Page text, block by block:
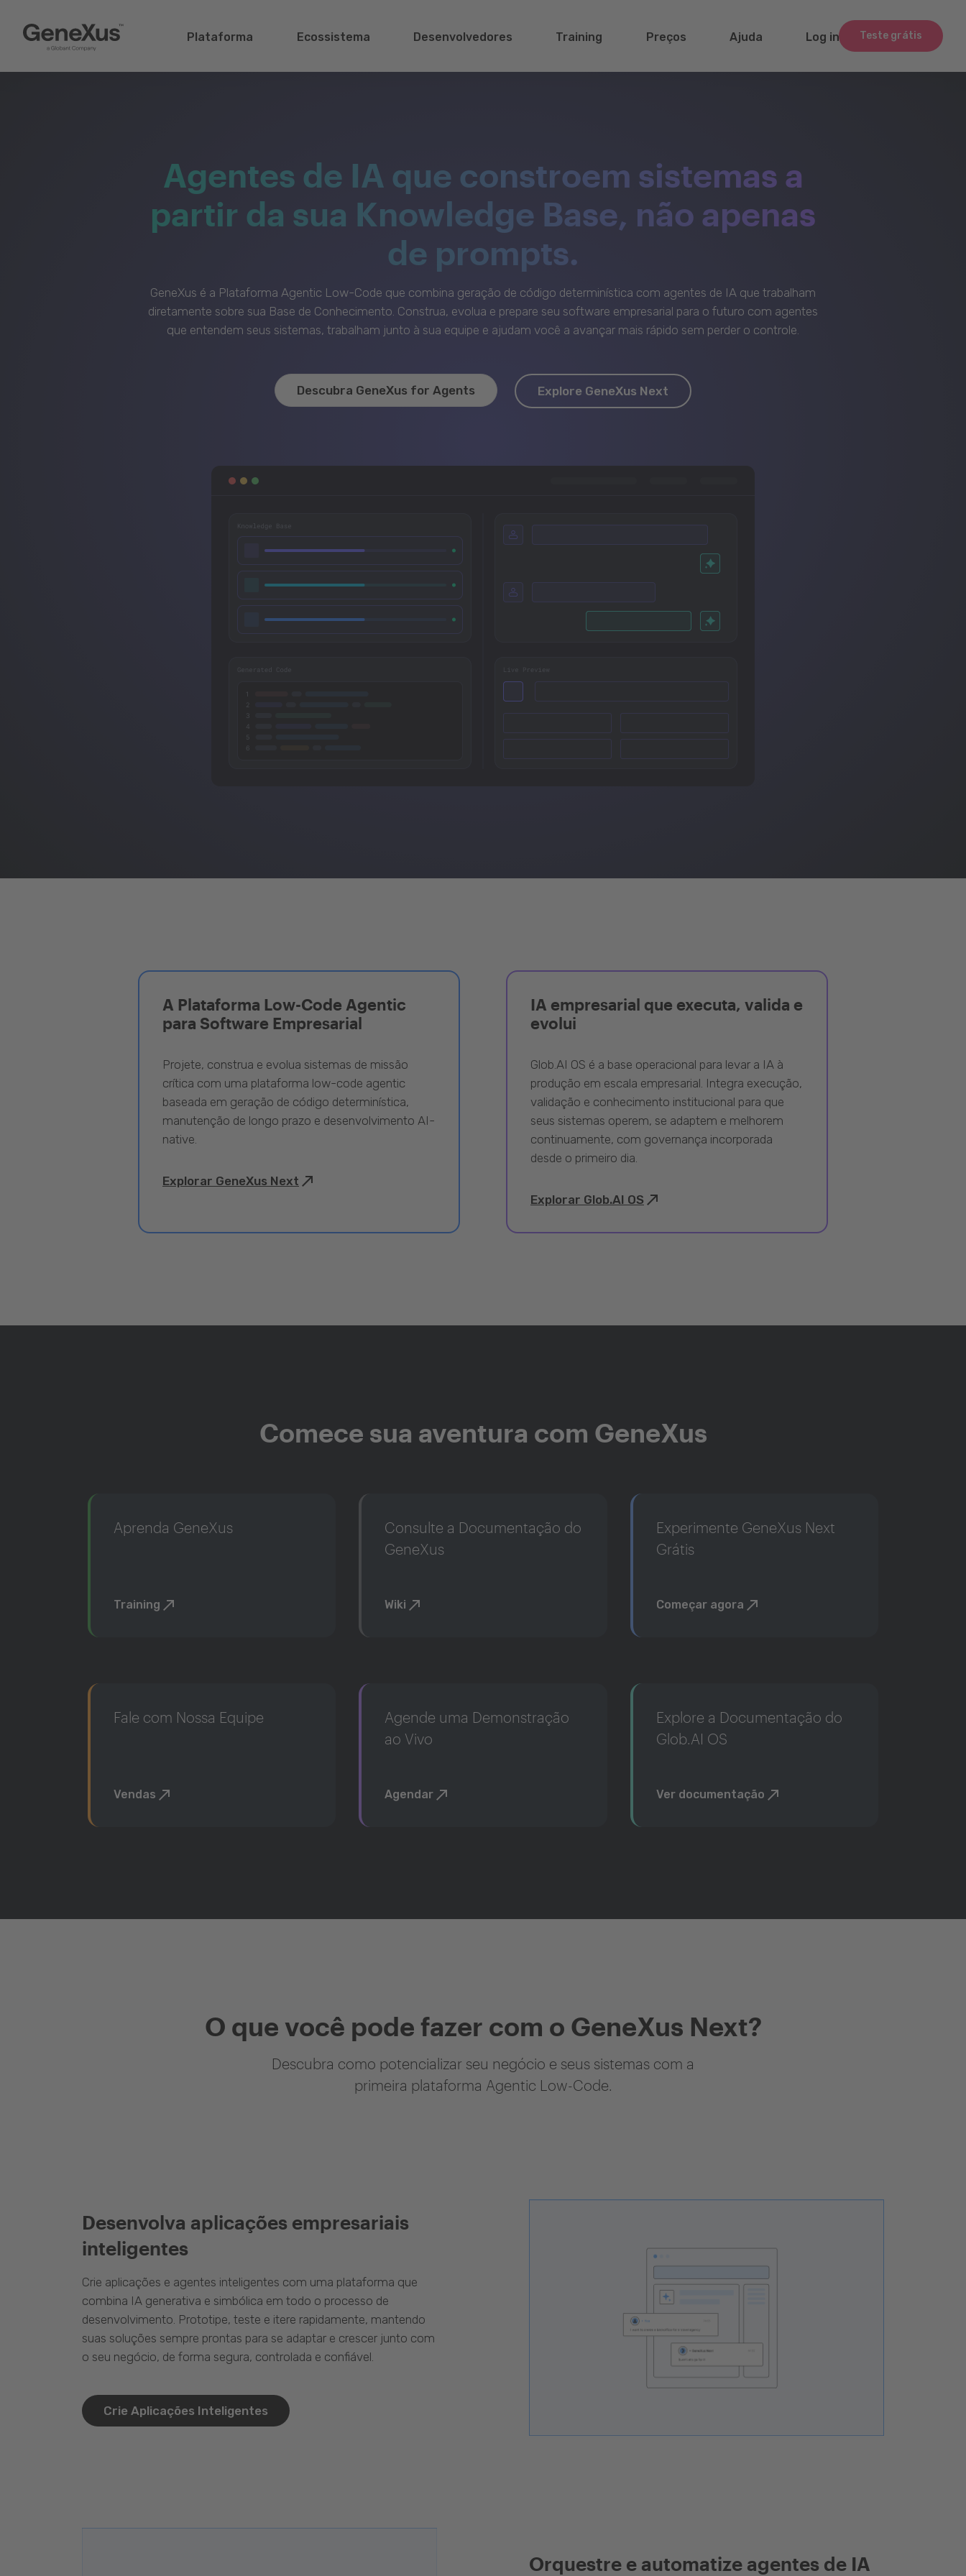
Teste grátis
Plataforma Ecossistema Desenvolvedores Training Preços Ajuda Log in
Agentes de IA que constroem sistemas a
partir da sua Knowledge Base, não apenas
de prompts.
GeneXus é a Plataforma Agentic Low-Code que combina geração de código determinística com agentes de IA que trabalham
diretamente sobre sua Base de Conhecimento. Construa, evolua e prepare seu software empresarial para o futuro com agentes
que entendem seus sistemas, trabalham junto à sua equipe e ajudam você a avançar mais rápido sem perder o controle.
Descubra GeneXus for Agents Explore GeneXus Next
A Plataforma Low-Code Agentic
para Software Empresarial
Projete, construa e evolua sistemas de missão
crítica com uma plataforma low-code agentic
baseada em geração de código determinística,
manutenção de longo prazo e desenvolvimento AI-
native.
Explorar GeneXus Next
IA empresarial que executa, valida e
evolui
Glob.AI OS é a base operacional para levar a IA à
produção em escala empresarial. Integra execução,
validação e conhecimento institucional para que
seus sistemas operem, se adaptem e melhorem
continuamente, com governança incorporada
desde o primeiro dia.
Explorar Glob.AI OS
Comece sua aventura com GeneXus
Aprenda GeneXus
Training
Consulte a Documentação do
GeneXus
Wiki
Experimente GeneXus Next
Grátis
Começar agora
Fale com Nossa Equipe
Vendas
Agende uma Demonstração
ao Vivo
Agendar
Explore a Documentação do
Glob.AI OS
Ver documentação
O que você pode fazer com o GeneXus Next?
Descubra como potencializar seu negócio e seus sistemas com a
primeira plataforma Agentic Low-Code.
Desenvolva aplicações empresariais
inteligentes
Crie aplicações e agentes inteligentes com uma plataforma que
combina IA generativa e simbólica em todo o processo de
desenvolvimento. Prototipe, teste e itere rapidamente, mantendo
suas soluções sempre prontas para se adaptar e crescer junto com
o seu negócio, de forma segura, controlada e confiável.
Crie Aplicações Inteligentes
Orquestre e automatize agentes de IA